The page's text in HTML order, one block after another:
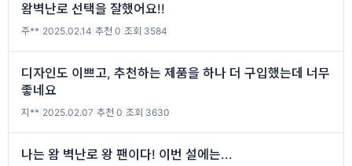
왐벽난로 선택을 잘했어요!!
주** 2025.02.14 추천 0 조회 3584
디자인도 이쁘고, 추천하는 제품을 하나 더 구입했는데 너무
좋네요
지** 2025.02.07 추천 0 조회 3630
나는 왐 벽난로 왕 팬이다! 이번 설에는...